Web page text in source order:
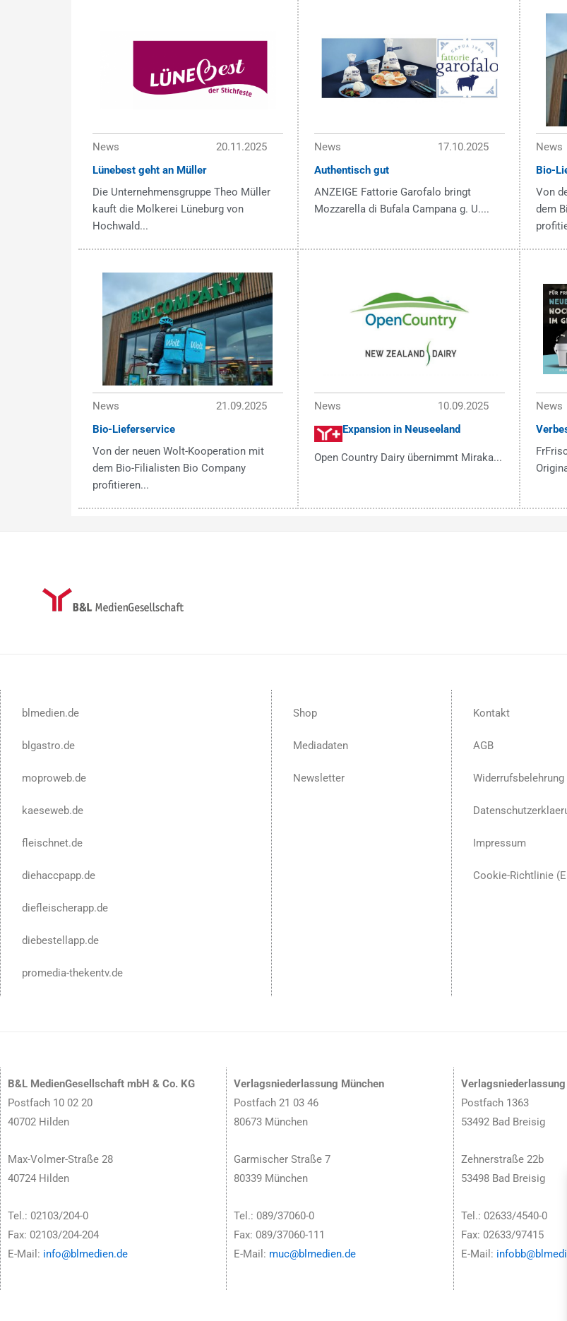
News
20.11.2025
Lünebest geht an Müller
Die Unternehmensgruppe Theo Müller
kauft die Molkerei Lüneburg von
Hochwald...
News
17.10.2025
Authentisch gut
ANZEIGE Fattorie Garofalo bringt
Mozzarella di Bufala Campana g. U....
News
Bio-
Von
dem
News
21.09.2025
Bio-Lieferservice
Von der neuen Wolt-Kooperation mit
dem Bio-Filialisten Bio Company
profitieren...
News
10.09.2025
Expansion in Neuseeland
Open Country Dairy übernimmt Miraka...
News
blmedien.de
blgastro.de
moproweb.de
kaeseweb.de
fleischnet.de
diehaccpapp.de
diefleischerapp.de
diebestellapp.de
promedia-thekentv.de
Shop
Mediadaten
Newsletter
Kontakt
AGB
Widerrufsbelehrung
Impressum
Cookie-Richtlinie
B&L MedienGesellschaft mbH & Co. KG
Postfach 10 02 20
40702 Hilden
Max-Volmer-Straße 28
40724 Hilden
Tel.: 02103/204-0
Fax: 02103/204-204
E-Mail: info@blmedien.de
Verlagsniederlassung München
Postfach 21 03 46
80673 München
Garmischer Straße 7
80339 München
Tel.: 089/37060-0
Fax: 089/37060-111
E-Mail: muc@blmedien.de
Postfach 1363
53492 Bad Breisig
Zehnerstraße 22b
53498 Bad Breisig
Tel.: 02633/4540-0
Fax: 02633/97415
E-Mail: